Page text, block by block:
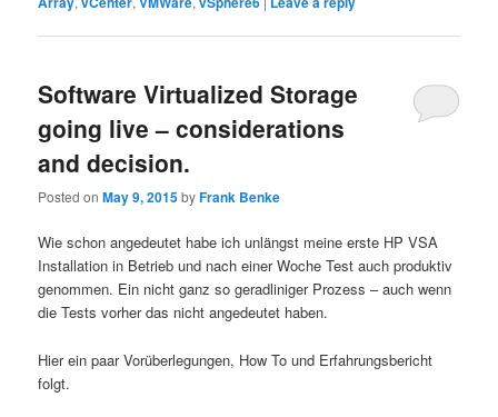
Software Virtualized Storage
going live – considerations
and decision.
Posted onMay 9, 2015byFrank Benke
Wie schon angedeutet habe ich unlängst meine erste HP VSA
Installation in Betrieb und nach einer Woche Test auch produktiv
genommen. Ein nicht ganz so geradliniger Prozess – auch wenn
die Tests vorher das nicht angedeutet haben.
Hier ein paar Vorüberlegungen, How To und Erfahrungsbericht
folgt.